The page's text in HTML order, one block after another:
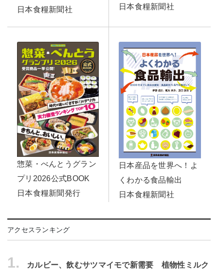
日本食糧新聞社
日本食糧新聞社
惣菜・べんとうグラン
プリ2026公式BOOK
日本食糧新聞発行
日本産品を世界へ！よ
くわかる食品輸出
日本食糧新聞社
アクセスランキング
1.
カルビー、飲むサツマイモで新需要 植物性ミルク